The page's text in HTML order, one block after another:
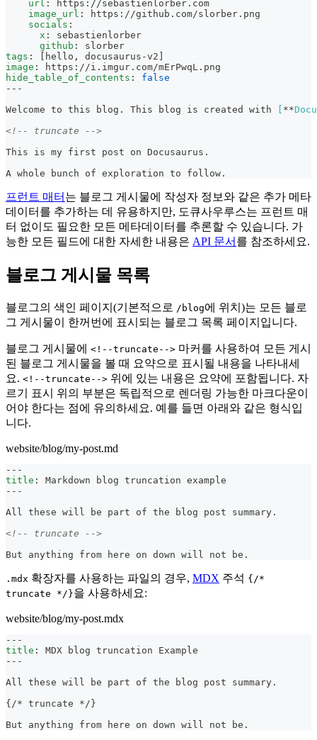
url : https : //sebastienlorber.com
image_url : https : //github.com/slorber.png
socials :
x :
sebastienlorber
github :
slorber
tags : hello , docusaurus -v2
image : https : //i.imgur.com/mErPwqL.png
hide_table_of_contents :
false
---
Welcome to this blog. This blog is created with
**
<!-- truncate -->
This is my first post on Docusaurus.
A whole bunch of exploration to follow.
프런트 매터 는 블로그 게시물에 작성자 정보와 같은 추가 메타
데이터를 추가하는 데 유용하지만, 도큐사우루스는 프런트 매
터 없이도 필요한 모든 메타데이터를 추론할 수 있습니다. 가
능한 모든 필드에 대한 자세한 내용은 API 문서 를 참조하세요.
블로그 게시물 목록
블로그의 색인 페이지(기본적으로 /blog에 위치)는 모든 블로
그 게시물이 한꺼번에 표시되는 블로그 목록 페이지입니다.
블로그 게시물에 <!--truncate--> 마커를 사용하여 모든 게시
된 블로그 게시물을 볼 때 요약으로 표시될 내용을 나타내세
요. <!--truncate--> 위에 있는 내용은 요약에 포함됩니다. 자
르기 표시 위의 부분은 독립적으로 렌더링 가능한 마크다운이
어야 한다는 점에 유의하세요. 예를 들면 아래와 같은 형식입
니다.
website/blog/my-post.md
---
title :
Markdown blog truncation example
---
All these will be part of the blog post summary.
<!-- truncate -->
But anything from here on down will not be.
.mdx 확장자를 사용하는 파일의 경우, MDX 주석 {/*
truncate */}을 사용하세요:
website/blog/my-post.mdx
---
title :
MDX blog truncation Example
---
All these will be part of the blog post summary.
{/* truncate */}
But anything from here on down will not be.